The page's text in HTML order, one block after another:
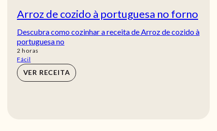
Arroz de cozido à portuguesa no forno
Descubra como cozinhar a receita de Arroz de cozido à
portuguesa no
2 horas
horas
Fácil
VER RECEITA